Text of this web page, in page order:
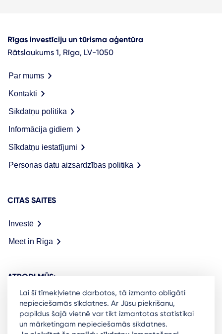
Rīgas investīciju un tūrisma aģentūra
Rātslaukums 1, Rīga, LV-1050
Par mums
Kontakti
Sīkdatņu politika
Informācija gidiem
Sīkdatņu iestatījumi
Personas datu aizsardzības politika
CITAS SAITES
Investē
Meet in Riga
ATRODI MŪS:
Lai šī tīmekļvietne darbotos, tā izmanto obligāti
nepieciešamās sīkdatnes. Ar Jūsu piekrišanu,
papildus šajā vietnē var tikt izmantotas statistikai
un mārketingam nepieciešamās sīkdatnes.